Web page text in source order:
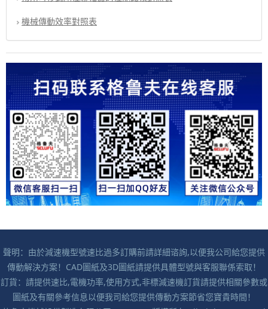
機械傳動效率對照表
聲明：由於減速機型號速比過多訂購前請詳細谘詢,以便我公司給您提供
傳動解決方案！CAD圖紙及3D圖紙請提供具體型號與客服聯係索取！
訂貨：請提供速比,電機功率,使用方式,非標減速機訂貨請提供相關參數或
圖紙及有關參考信息以便我司給您提供傳動方案節省您寶貴時間！